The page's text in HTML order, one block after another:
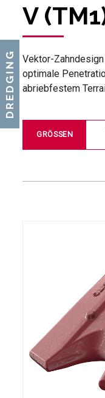
V
Vektor-
optimale
abriebfestem
GRÖSSEN
DREDGING